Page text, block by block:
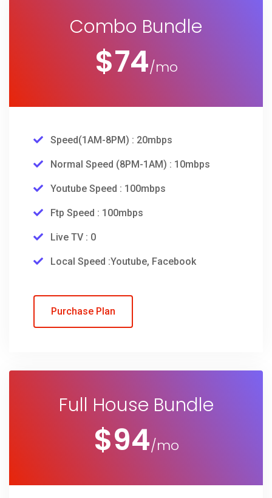
Combo Bundle
$74/mo
Speed(1AM-8PM) : 20mbps
Normal Speed (8PM-1AM) : 10mbps
Youtube Speed : 100mbps
Ftp Speed : 100mbps
Live TV : 0
Local Speed :Youtube, Facebook
Purchase Plan
Full House Bundle
$94/mo